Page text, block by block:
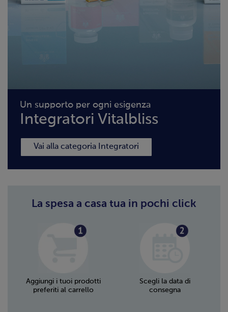
Un supporto per ogni esigenza
Integratori Vitalbliss
Vai alla categoria Integratori
La spesa a casa tua in pochi click
Aggiungi i tuoi prodotti
preferiti al carrello
Scegli la data di
consegna